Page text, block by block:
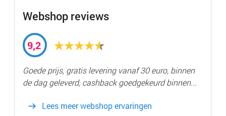
Webshop reviews
9,2
Goede prijs, gratis levering vanaf 30 euro, binnen
de dag geleverd, cashback goedgekeurd binnen...
Lees meer webshop ervaringen